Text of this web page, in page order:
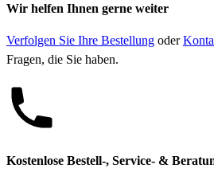
Wir helfen Ihnen gerne weiter
Verfolgen Sie Ihre Bestellung oder
Fragen, die Sie haben.
Kostenlose Bestell-, Service- &